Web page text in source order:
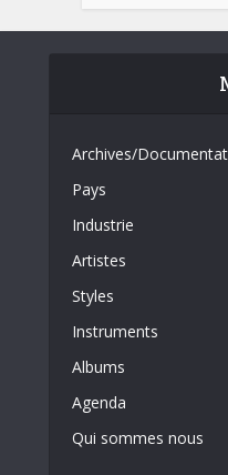
Archives/
Pays
Industrie
Artistes
Styles
Instruments
Albums
Agenda
Qui sommes nous